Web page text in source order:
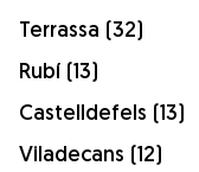
Terrassa (32)
Rubí (13)
Castelldefels (13)
Viladecans (12)